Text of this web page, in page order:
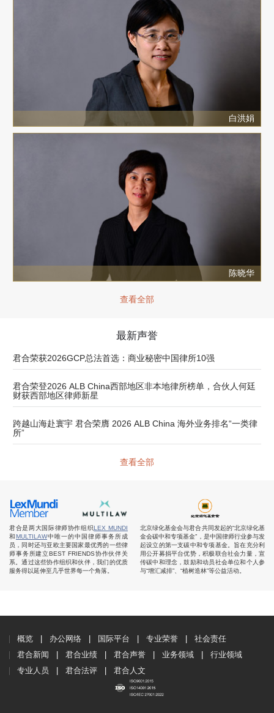
白洪娟
陈晓华
查看全部
最新声誉
君合荣获2026GCP总法首选：商业秘密中国律所10强
君合荣登2026 ALB China西部地区非本地律所榜单，合伙人何廷
财获西部地区律师新星
跨越山海赴寰宇 君合荣膺 2026 ALB China 海外业务排名“一类律
所”
查看全部
君合是两大国际律师协作组织LEX MUNDI
和MULTILAW中唯一的中国律师事务所成
员，同时还与亚欧主要国家最优秀的一些律
师事务所建立BEST FRIENDS协作伙伴关
系。通过这些协作组织和伙伴，我们的优质
服务得以延伸至几乎世界每一个角落。
北京绿化基金会与君合共同发起的“北京绿化基
金会碳中和专项基金”，是中国律师行业参与发
起设立的第一支碳中和专项基金。旨在充分利
用公开募捐平台优势，积极联合社会力量，宣
传碳中和理念，鼓励和动员社会单位和个人参
与“增汇减排”、“植树造林”等公益活动。
概览 办公网络 国际平台 专业荣誉
社会责任
君合新闻
君合业绩 君合声誉 业务领域
行业领域
专业人员
君合法评 君合人文